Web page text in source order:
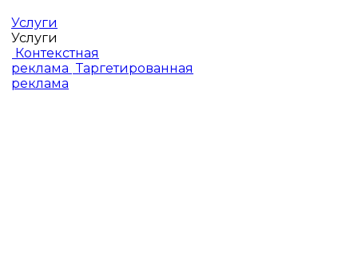
Услуги
Услуги
Контекстная
реклама Таргетированная
реклама